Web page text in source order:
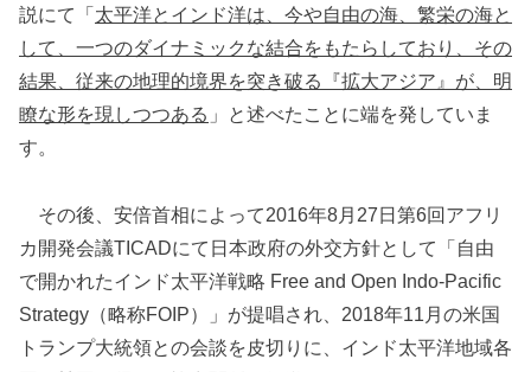
説にて「 太平洋とインド洋は、今や自由の海、繁栄の海と
して、一つのダイナミックな結合をもたらしており、その
結果、従来の地理的境界を突き破る『拡大アジア』が、明
瞭な形を現しつつある 」と述べたことに端を発していま
す。
その後、安倍首相によって2016年8月27日第6回アフリ
カ開発会議TICADにて日本政府の外交方針として「自由
で開かれたインド太平洋戦略 Free and Open Indo-Pacific
Strategy（略称FOIP）」が提唱され、2018年11月の米国
トランプ大統領との会談を皮切りに、インド太平洋地域各